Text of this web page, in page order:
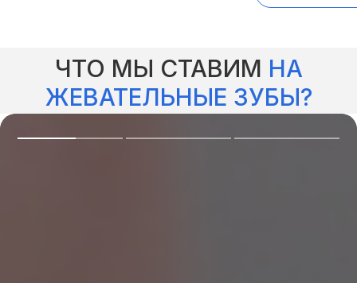
ЧТО МЫ СТАВИМ НА
ЖЕВАТЕЛЬНЫЕ ЗУБЫ?